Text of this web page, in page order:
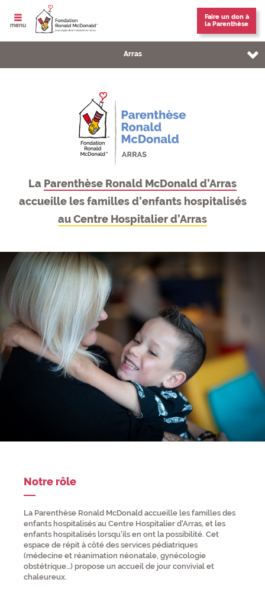
ouvrir le
menu
Faire un don à
la Parenthèse
Vous êtes sur la page:
Arras
La Parenthèse d'Arras
Informations pratiques
L'équipe
Nous soutenir
Nos partenaires
La Parenthèse Ronald McDonald d’Arras
accueille les familles d’enfants hospitalisés
au Centre Hospitalier d’Arras
Notre rôle
La Parenthèse Ronald McDonald accueille les familles des
enfants hospitalisés au Centre Hospitalier d'Arras, et les
enfants hospitalisés lorsqu'ils en ont la possibilité. Cet
espace de répit à côté des services pédiatriques
(médecine et réanimation néonatale, gynécologie
obstétrique…) propose un accueil de jour convivial et
chaleureux.